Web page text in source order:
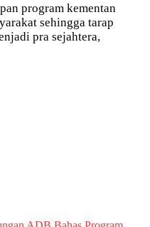
program kementan
sehingga tarap
pra sejahtera,